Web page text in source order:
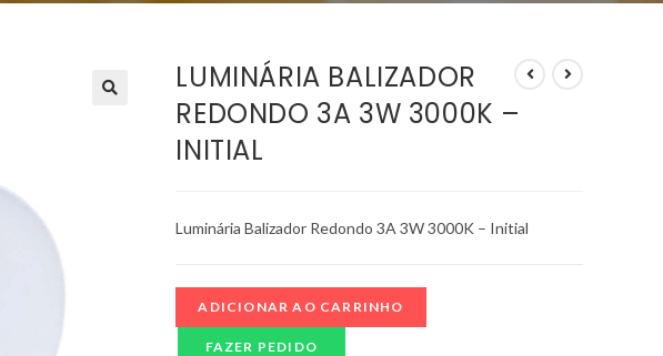
LUMINÁRIA BALIZADOR
REDONDO 3A 3W 3000K –
INITIAL
Luminária Balizador Redondo 3A 3W 3000K – Initial
ADICIONAR AO CARRINHO
FAZER PEDIDO